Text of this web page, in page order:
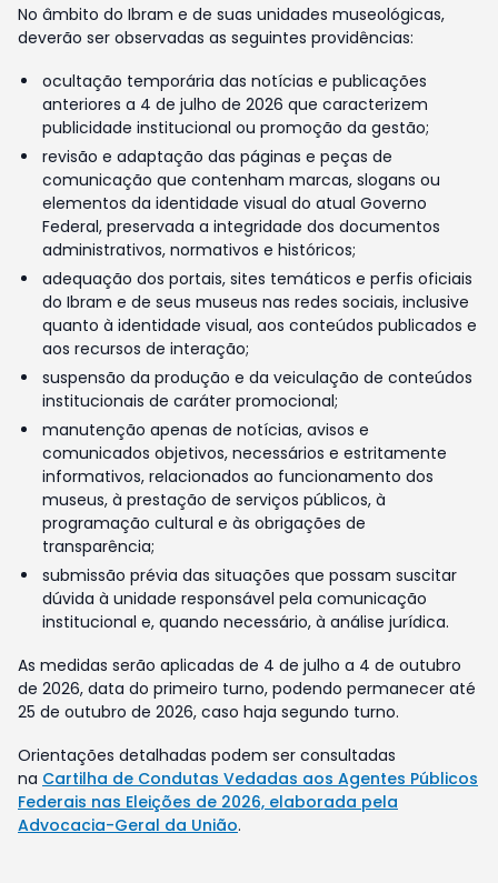
No âmbito do Ibram e de suas unidades museológicas,
deverão ser observadas as seguintes providências:
ocultação temporária das notícias e publicações
anteriores a 4 de julho de 2026 que caracterizem
publicidade institucional ou promoção da gestão;
revisão e adaptação das páginas e peças de
comunicação que contenham marcas, slogans ou
elementos da identidade visual do atual Governo
Federal, preservada a integridade dos documentos
administrativos, normativos e históricos;
adequação dos portais, sites temáticos e perfis oficiais
do Ibram e de seus museus nas redes sociais, inclusive
quanto à identidade visual, aos conteúdos publicados e
aos recursos de interação;
suspensão da produção e da veiculação de conteúdos
institucionais de caráter promocional;
manutenção apenas de notícias, avisos e
comunicados objetivos, necessários e estritamente
informativos, relacionados ao funcionamento dos
museus, à prestação de serviços públicos, à
programação cultural e às obrigações de
transparência;
submissão prévia das situações que possam suscitar
dúvida à unidade responsável pela comunicação
institucional e, quando necessário, à análise jurídica.
As medidas serão aplicadas de 4 de julho a 4 de outubro
de 2026, data do primeiro turno, podendo permanecer até
25 de outubro de 2026, caso haja segundo turno.
Orientações detalhadas podem ser consultadas
na Cartilha de Condutas Vedadas aos Agentes Públicos
Federais nas Eleições de 2026, elaborada pela
Advocacia-Geral da União.